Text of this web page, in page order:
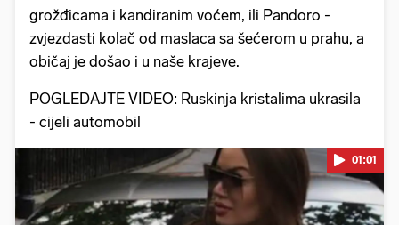
grožđicama i kandiranim voćem, ili Pandoro -
zvjezdasti kolač od maslaca sa šećerom u prahu, a
običaj je došao i u naše krajeve.
POGLEDAJTE VIDEO: Ruskinja kristalima ukrasila
- cijeli automobil
01:01